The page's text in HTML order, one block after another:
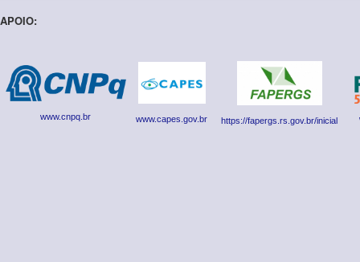
APOIO:
www.cnpq.br www.capes.gov.br https://fapergs.rs.gov.br/inicial